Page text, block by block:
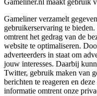
Gameliner.nl maakt gebruik
Gameliner verzamelt
gebruikerservaring te
omtrent het gedrag van de
website te optimaliseren.
adverteerders in staat om
jouw interesses. Daarbij
Twitter, gebruik maken van
berichten te reageren en
informatie omtrent onze